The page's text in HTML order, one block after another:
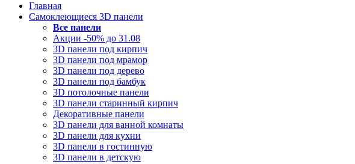
Главная
Самоклеющиеся 3D панели
Все панели
Акции -50% до 31.08
3D панели под кирпич
3D панели под мрамор
3D панели под дерево
3D панели под бамбук
3D потолочные панели
3D панели старинный кирпич
Декоративные панели
3D панели для ванной комнаты
3D панели для кухни
3D панели в гостинную
3D панели в детскую